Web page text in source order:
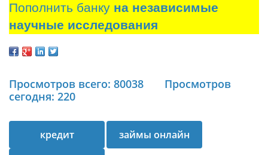
Пополнить банку на независимые
научные исследования
Просмотров всего: 80038
Просмотров
сегодня: 220
кредит займы онлайн